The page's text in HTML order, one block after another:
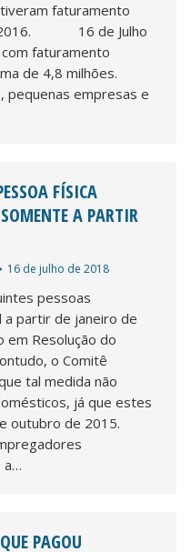
faturamento
2016. 16 de Julho
faturamento
de 4,8 milhões.
pequenas empresas e
FÍSICA
A PARTIR
16 de julho de 2018
pessoas
a partir de janeiro de
em Resolução do
o Comitê
tal medida não
já que estes
outubro de 2015.
a…
PAGOU